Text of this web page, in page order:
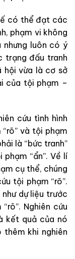
có thể đạt các
phạm vi không
nhưng luôn có ý
trạng đấu tranh
hội vừa là cơ sở
của tội phạm –
cứu tình hình
và tội phạm
là “bức tranh”
“ẩn”. Về lí
cụ thể, chúng
tội phạm “rõ”.
dự liệu trước
Nghiên cứu
kết quả của nó
khi nghiên